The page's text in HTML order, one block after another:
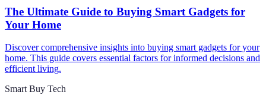
The Ultimate Guide to Buying Smart Gadgets for
Your Home
Discover comprehensive insights into buying smart gadgets for your
home. This guide covers essential factors for informed decisions and
efficient living.
Smart Buy Tech